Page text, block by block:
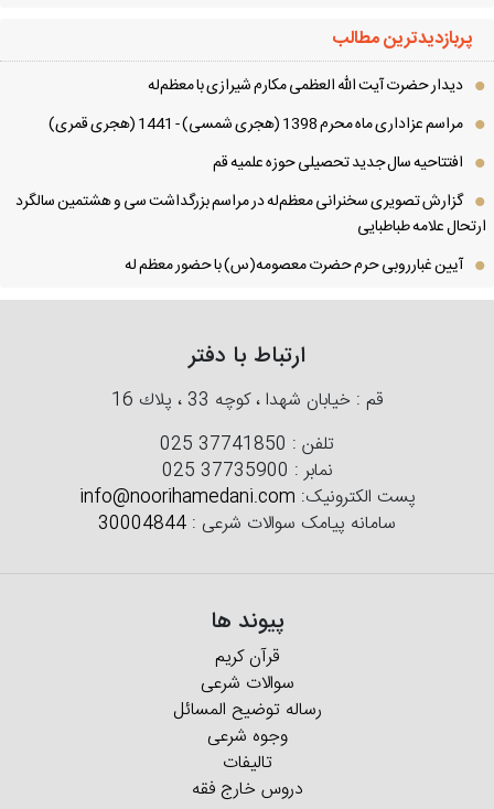
پربازدیدترین مطالب
دیدار حضرت آیت الله العظمی مكارم شیرازی با معظم‌له
مراسم عزاداری ماه محرم 1398 (هجری شمسی) - 1441 (هجری قمری)
افتتاحیه سال جدید تحصیلی حوزه علمیه قم
گزارش تصویری سخنرانی معظم‌له در مراسم بزرگداشت سی و هشتمین سالگرد
علامه طباطبایی
آیین غبارروبی حرم حضرت معصومه(س) با حضور معظم له
ارتباط با دفتر
قم : خیابان شهدا ، كوچه 33 ، پلاك 16
تلفن :025 37741850
نمابر :025 37735900
پست الکترونیک:info@noorihamedani.com
سامانه پیامک سوالات شرعی : 30004844
پیوند ها
قرآن کریم
سوالات شرعی
رساله توضیح المسائل
وجوه شرعی
تالیفات
دروس خارج فقه